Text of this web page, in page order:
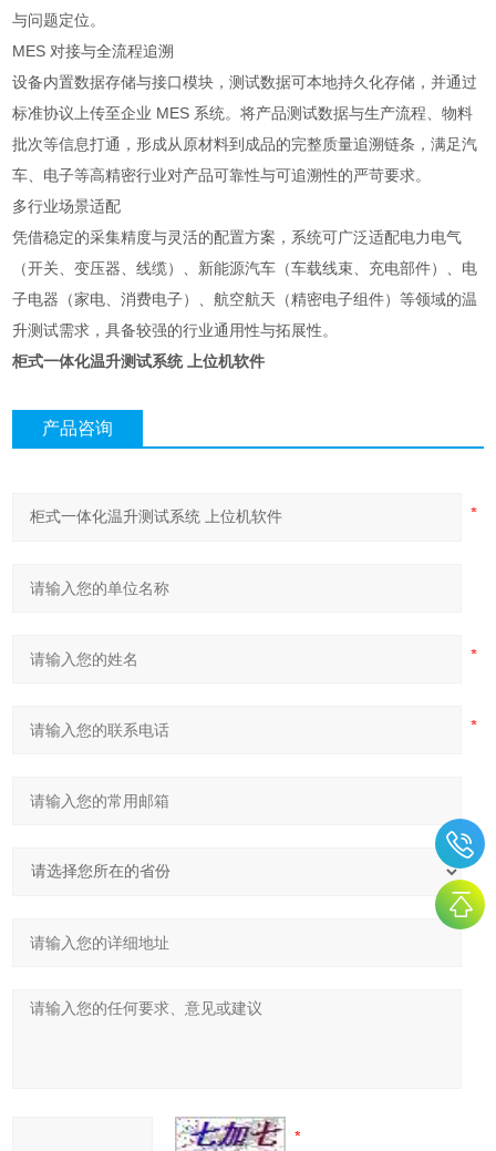
与问题定位。
MES 对接与全流程追溯
设备内置数据存储与接口模块，测试数据可本地持久化存储，并通过
标准协议上传至企业 MES 系统。将产品测试数据与生产流程、物料
批次等信息打通，形成从原材料到成品的完整质量追溯链条，满足汽
车、电子等高精密行业对产品可靠性与可追溯性的严苛要求。
多行业场景适配
凭借稳定的采集精度与灵活的配置方案，系统可广泛适配电力电气
（开关、变压器、线缆）、新能源汽车（车载线束、充电部件）、电
子电器（家电、消费电子）、航空航天（精密电子组件）等领域的温
升测试需求，具备较强的行业通用性与拓展性。
柜式一体化温升测试系统 上位机软件
产品咨询